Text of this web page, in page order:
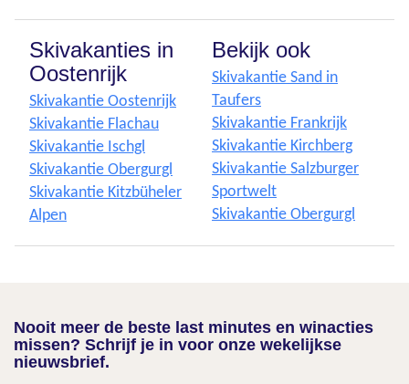
Skivakanties in
Oostenrijk
Skivakantie Oostenrijk
Skivakantie Flachau
Skivakantie Ischgl
Skivakantie Obergurgl
Skivakantie Kitzbüheler
Alpen
Bekijk ook
Skivakantie Sand in
Taufers
Skivakantie Frankrijk
Skivakantie Kirchberg
Skivakantie Salzburger
Sportwelt
Skivakantie Obergurgl
Nooit meer de beste last minutes en winacties
missen? Schrijf je in voor onze wekelijkse
nieuwsbrief.